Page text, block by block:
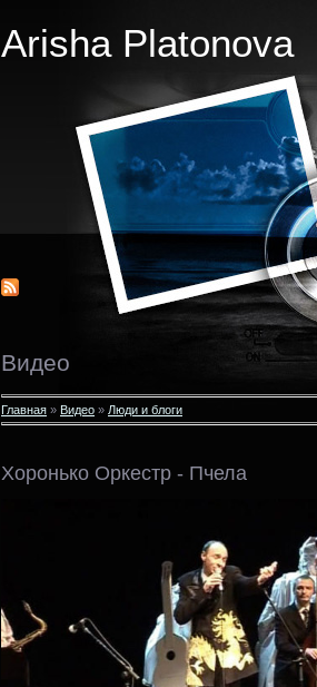
Arisha Platonova
Видео
Главная » Видео » Люди и блоги
Хоронько Оркестр - Пчела